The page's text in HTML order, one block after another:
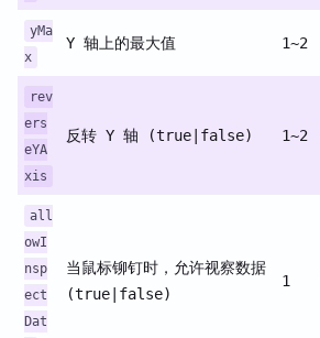
yMa
x
Y 轴上的最大值 1~2
rev
ers
eYA
xis
反转 Y 轴 (true|false) 1~2
all
owI
nsp
ect
Dat
当鼠标铆钉时，允许视察数据
(true|false)
1